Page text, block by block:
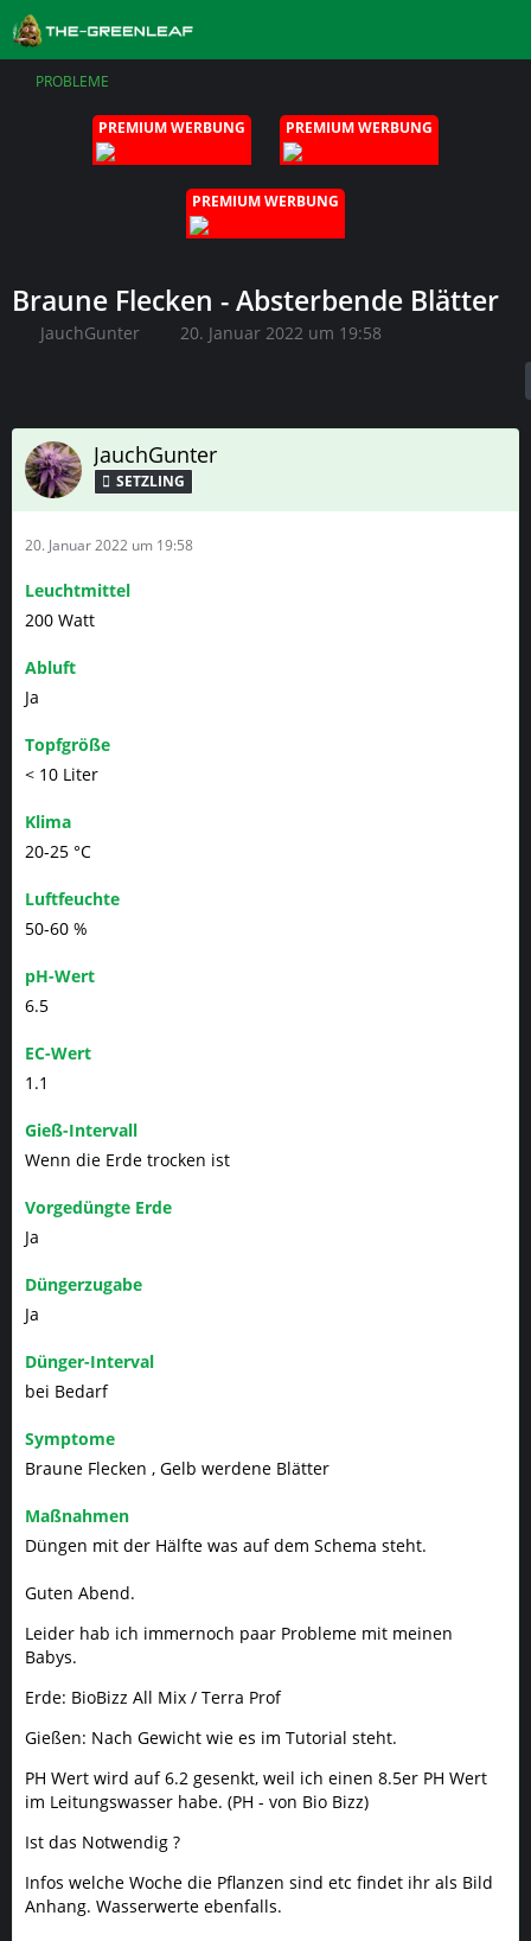
PROBLEME
PREMIUM WERBUNG PREMIUM WERBUNG
PREMIUM WERBUNG
Braune Flecken - Absterbende Blätter
JauchGunter 20. Januar 2022 um 19:58
JauchGunter
SETZLING
20. Januar 2022 um 19:58
Leuchtmittel
200 Watt
Abluft
Ja
Topfgröße
< 10 Liter
Klima
20-25 °C
Luftfeuchte
50-60 %
pH-Wert
6.5
EC-Wert
1.1
Gieß-Intervall
Wenn die Erde trocken ist
Vorgedüngte Erde
Ja
Düngerzugabe
Ja
Dünger-Interval
bei Bedarf
Symptome
Braune Flecken , Gelb werdene Blätter
Maßnahmen
Düngen mit der Hälfte was auf dem Schema steht.
Guten Abend.
Leider hab ich immernoch paar Probleme mit meinen
Babys.
Erde: BioBizz All Mix / Terra Prof
Gießen: Nach Gewicht wie es im Tutorial steht.
PH Wert wird auf 6.2 gesenkt, weil ich einen 8.5er PH Wert
im Leitungswasser habe. (PH - von Bio Bizz)
Ist das Notwendig ?
Infos welche Woche die Pflanzen sind etc findet ihr als Bild
Anhang. Wasserwerte ebenfalls.